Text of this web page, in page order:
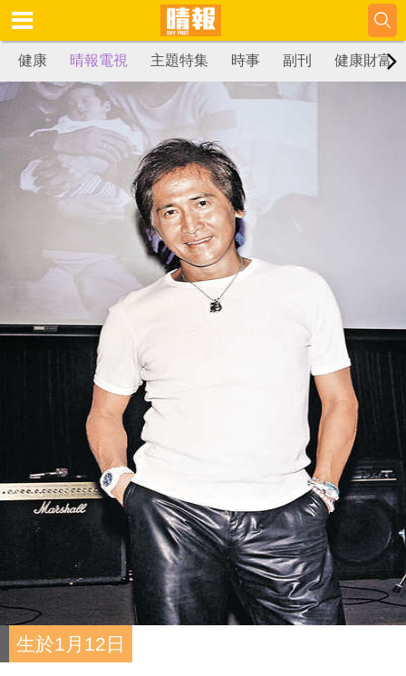
健康 晴報電視 主題特集 時事 副刊 健康財富
生於1月12日